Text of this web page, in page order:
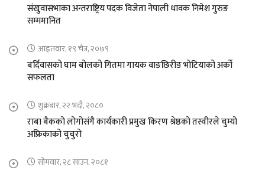
संखुवासभाका अन्तराष्ट्रिय पदक विजेता नेपाली धावक निमेश गुरुङ
सम्ममानित
आइतवार, १९ चैत्र, २०७९
बर्दिवासको घाम बोलको गितमा गायक वाङछिरीङ भोटियाको अर्को
सफलता
शुक्रबार, २२ भदौ, २०८०
राबा बैकको लोगोसंगै कार्यकारी प्रमुख किरण श्रेष्ठको तस्वीरले चुम्यो
अफ्रिकाको चुचुरो
सोमवार, २८ साउन, २०८१